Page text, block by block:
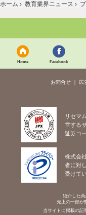
ホーム › 教育業界ニュース ›
Home Facebook
お問合せ 広
リセマ
営する
証券コ
株式会
者に対
受けて
紹介した商
売上の一部が
当サイトに掲載の記